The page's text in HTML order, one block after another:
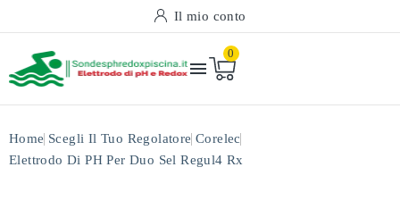
Il mio conto

0
Home Scegli Il Tuo Regolatore Corelec
Elettrodo Di PH Per Duo Sel Regul4 Rx